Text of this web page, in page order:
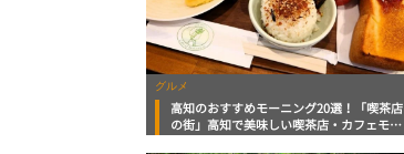
グルメ
高知のおすすめモーニング20選！「喫茶店
の街」高知で美味しい喫茶店・カフェモー